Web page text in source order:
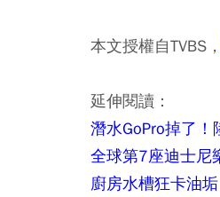
本文授權自TVBS，
延伸閱讀：
潛水GoPro掉了
全球第7座迪士尼
廚房水槽狂卡油